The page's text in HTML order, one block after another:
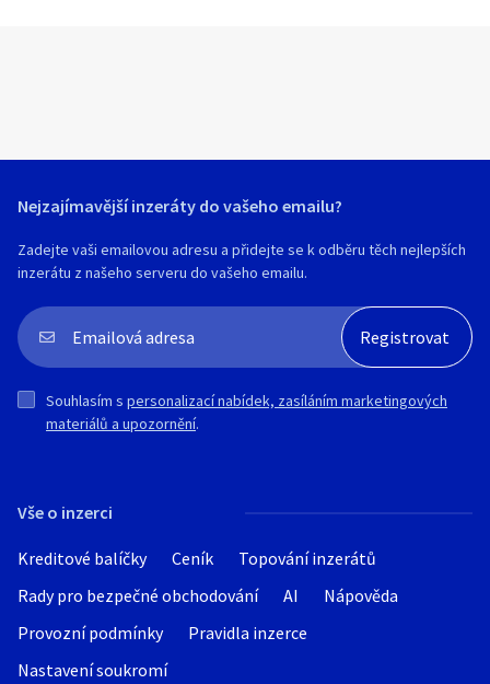
Vše o inzerci
Kreditové balíčky Ceník
Topování inzerátů
Rady pro bezpečné obchodování
AI
Nápověda
Provozní podmínky
Pravidla inzerce
Nastavení soukromí
Nejzajímavější inzeráty do vašeho emailu?
Zadejte vaši emailovou adresu a přidejte se k odběru těch nejlepších
inzerátu z našeho serveru do vašeho emailu.
Souhlasím s personalizací nabídek, zasíláním marketingových
materiálů a upozornění.